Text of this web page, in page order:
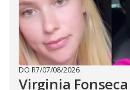
DO R7/07/08/2026
Virginia